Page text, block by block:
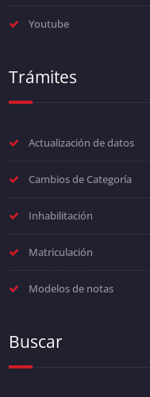
Youtube
Trámites
Actualización de datos
Cambios de Categoría
Inhabilitación
Matriculación
Modelos de notas
Buscar